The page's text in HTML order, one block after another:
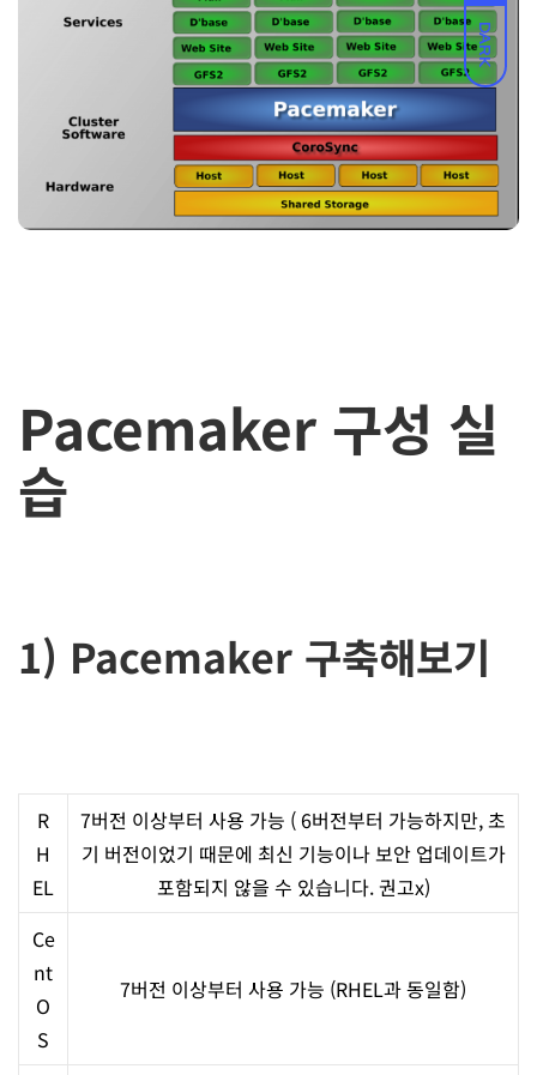
DARK
Pacemaker 구성 실
습
1) Pacemaker 구축해보기
R
H
EL
7버전 이상부터 사용 가능 ( 6버전부터 가능하지만, 초
기 버전이었기 때문에 최신 기능이나 보안 업데이트가
포함되지 않을 수 있습니다. 권고x)
Ce
nt
O
S
7버전 이상부터 사용 가능 (RHEL과 동일함)